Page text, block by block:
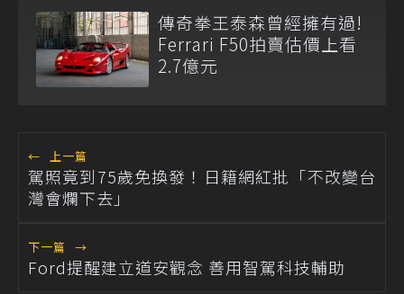
傳奇拳王泰森曾經擁有過!
Ferrari F50拍賣估價上看
2.7億元
← 上一篇
駕照竟到75歲免換發！日籍網紅批「不改變台
灣會爛下去」
下一篇 →
Ford提醒建立道安觀念 善用智駕科技輔助